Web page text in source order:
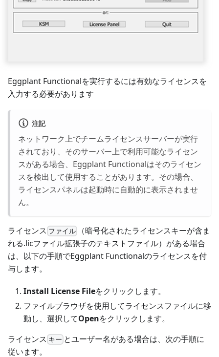
Eggplant Functionalを実行するには有効なライセンスを
入力する必要があります
注記
ネットワーク上でチームライセンスサーバーが実行
されており、そのサーバー上で利用可能なライセン
スがある場合、Eggplant Functionalはそのライセン
スを検出して使用することがあります。その場合、
ライセンスパネルは起動時に自動的に表示されませ
ん。
ライセンス ファイル
（暗号化されたライセンスキーが含ま
れる.licファイル拡張子のテキストファイル）がある場合
は、以下の手順でEggplant Functionalのライセンスを付
与します。
Install License Fileをクリックします。
ファイルブラウザを使用してライセンスファイルに移
動し、選択してOpenをクリックします。
ライセンス キー とユーザー名がある場合は、次の手順に
従います。